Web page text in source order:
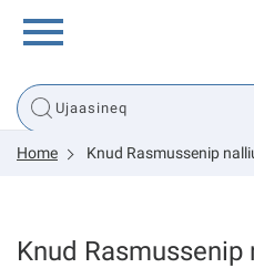
Innuttaasunut
Politikki
Home Knud Rasmussenip
Knud Rasmussenip